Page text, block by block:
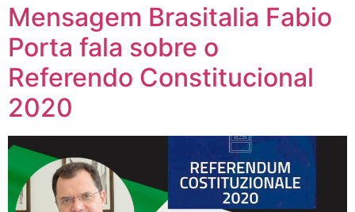
Mensagem Brasitalia Fabio
Porta fala sobre o
Referendo Constitucional
2020